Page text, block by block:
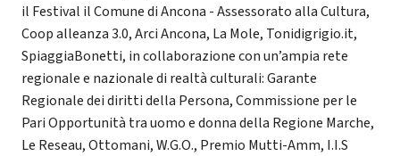
il Festival il Comune di Ancona - Assessorato alla Cultura,
Coop alleanza 3.0, Arci Ancona, La Mole, Tonidigrigio.it,
SpiaggiaBonetti, in collaborazione con un’ampia rete
regionale e nazionale di realtà culturali: Garante
Regionale dei diritti della Persona, Commissione per le
Pari Opportunità tra uomo e donna della Regione Marche,
Le Reseau, Ottomani, W.G.O., Premio Mutti-Amm, I.I.S